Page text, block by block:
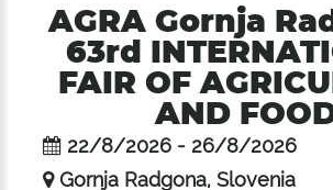
AGRA Gornja
63rd
FAIR OF
AND
22/8/2026 - 26/8/2026
Gornja Radgona, Slovenia